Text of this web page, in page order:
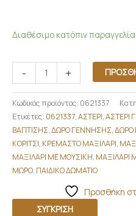
Διαθέσιμο κατόπιν
- +
Κωδικός προϊόντος: 0621337
Ετικέτες: 0621337,ΑΣΤΕΡΙ,ΑΣΤΕΡΙ
ΒΑΠΤΙΣΗΣ,ΔΩΡΟ ΓΕΝΝΗΣΗΣ,ΔΩΡΟ
ΚΟΡΙΤΣΙ, ΚΡΕΜΑΣΤΟ ΜΑΞΙΛΑΡΙ,
ΜΑΞΙΛΑΡΙ ΜΕ ΜΟΥΣΙΚΗ, ΜΑΞΙΛΑΡΙ
ΜΩΡΟ, ΠΑΙΔΙΚΟ ΔΩΜΑΤΙΟ
Προσθήκη
ΣΎΓΚΡΙΣΗ